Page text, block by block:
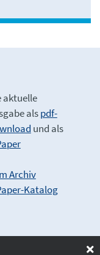
aktuelle
alspdf-
und als
Archiv
Katalog